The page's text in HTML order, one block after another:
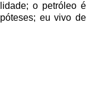
o petróleo é
eu vivo de